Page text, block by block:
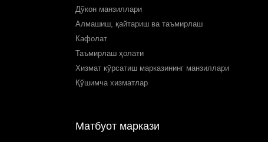
Дўкон манзиллари
Алмашиш, қайтариш ва таъмирлаш
Кафолат
Таъмирлаш ҳолати
Хизмат кўрсатиш марказининг манзиллари
Қўшимча хизматлар
Матбуот маркази